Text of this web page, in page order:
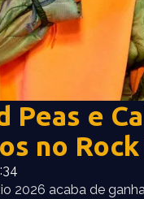
Peas e
no
2026 acaba de